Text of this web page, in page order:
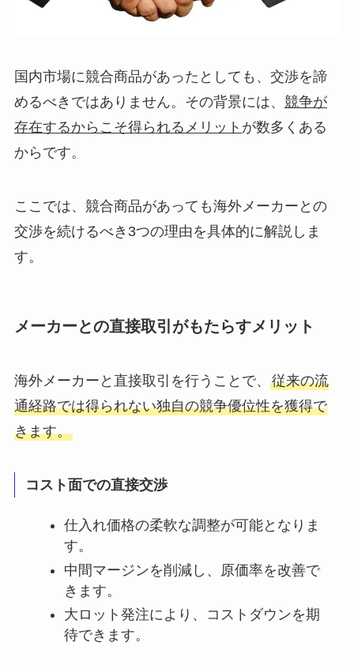
国内市場に競合商品があったとしても、交渉を諦
めるべきではありません。その背景には、 競争が
存在するからこそ得られるメリット が数多くある
からです。
ここでは、競合商品があっても海外メーカーとの
交渉を続けるべき3つの理由を具体的に解説しま
す。
メーカーとの直接取引がもたらすメリット
海外メーカーと直接取引を行うことで、 従来の流
通経路では得られない独自の競争優位性を獲得で
きます。
コスト面での直接交渉
仕入れ価格の柔軟な調整が可能となりま
す。
中間マージンを削減し、原価率を改善で
きます。
大ロット発注により、コストダウンを期
待できます。